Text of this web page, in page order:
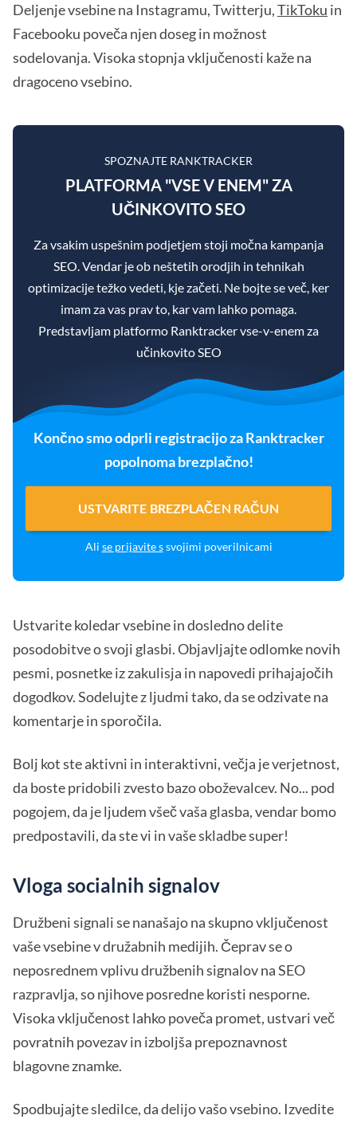
Deljenje vsebine na Instagramu, Twitterju,TikToku in
Facebooku poveča njen doseg in možnost
sodelovanja. Visoka stopnja vključenosti kaže na
dragoceno vsebino.
SPOZNAJTE RANKTRACKER
PLATFORMA "VSE V ENEM" ZA
UČINKOVITO SEO
Za vsakim uspešnim podjetjem stoji močna kampanja
SEO. Vendar je ob neštetih orodjih in tehnikah
optimizacije težko vedeti, kje začeti. Ne bojte se več, ker
imam za vas prav to, kar vam lahko pomaga.
Predstavljam platformo Ranktracker vse-v-enem za
učinkovito SEO
Končno smo odprli registracijo za Ranktracker
popolnoma brezplačno!
USTVARITE BREZPLAČEN RAČUN
Ali se prijavite ssvojimi poverilnicami
Ustvarite koledar vsebine in dosledno delite
posodobitve o svoji glasbi. Objavljajte odlomke novih
pesmi, posnetke iz zakulisja in napovedi prihajajočih
dogodkov. Sodelujte z ljudmi tako, da se odzivate na
komentarje in sporočila.
Bolj kot ste aktivni in interaktivni, večja je verjetnost,
da boste pridobili zvesto bazo oboževalcev. No... pod
pogojem, da je ljudem všeč vaša glasba, vendar bomo
predpostavili, da ste vi in vaše skladbe super!
Vloga socialnih signalov
Družbeni signali se nanašajo na skupno vključenost
vaše vsebine v družabnih medijih. Čeprav se o
neposrednem vplivu družbenih signalov na SEO
razpravlja, so njihove posredne koristi nesporne.
Visoka vključenost lahko poveča promet, ustvari več
povratnih povezav in izboljša prepoznavnost
blagovne znamke.
Spodbujajte sledilce, da delijo vašo vsebino. Izvedite